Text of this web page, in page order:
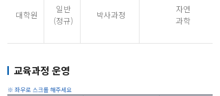
대학원
일반
(정규)
박사과정
자연
과학
교육과정 운영